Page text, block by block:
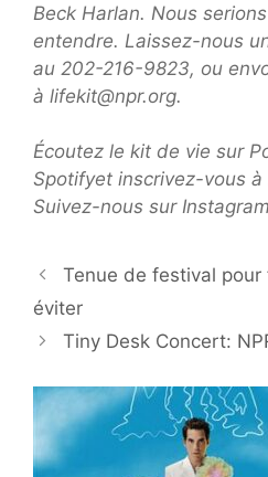
Beck Harlan. Nous
entendre. Laissez-nous
au 202-216-9823, ou
à lifekit@npr.org.
Écoutez le kit de vie sur
Spotifyet inscrivez-vous à
Suivez-nous sur
Tenue de festival
éviter
Tiny Desk Concert: